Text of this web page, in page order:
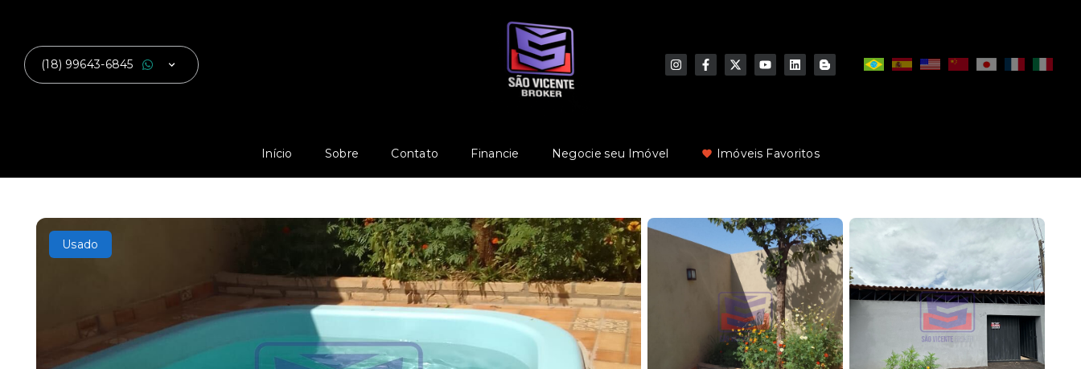
(18) 99643-6845
Início Sobre Contato Financie Negocie seu Imóvel Imóveis Favoritos
Usado